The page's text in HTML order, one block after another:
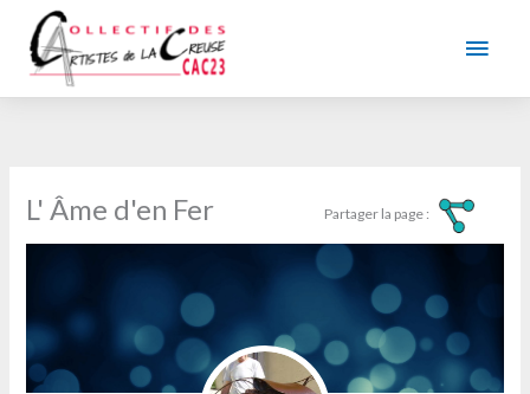
contenu
L' Âme d'en Fer